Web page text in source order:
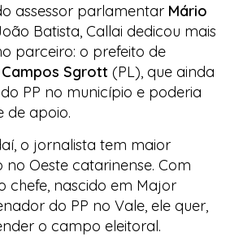
assessor parlamentar Mário
Batista, Callai dedicou mais
parceiro: o prefeito de
Sgrott (PL), que ainda
PP no município e poderia
de apoio.
o jornalista tem maior
Oeste catarinense. Com
chefe, nascido em Major
do PP no Vale, ele quer,
o campo eleitoral.